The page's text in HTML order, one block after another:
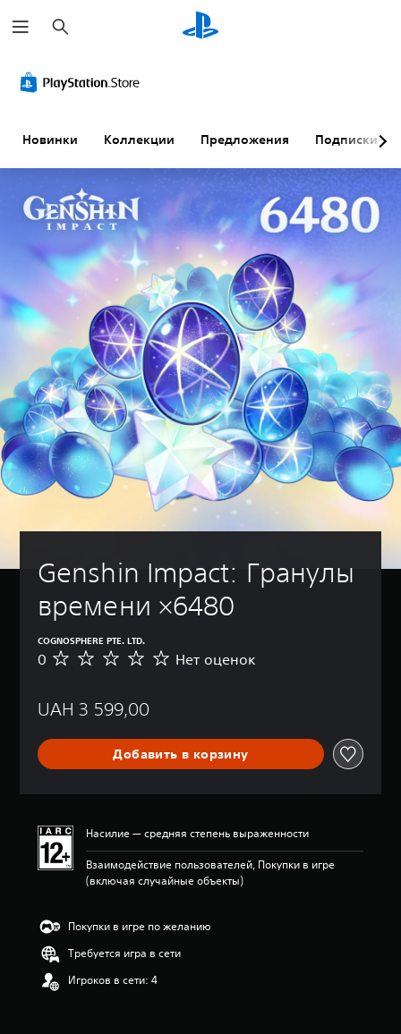
о
и
Новинки Коллекции Предложения Подписки
Genshin Impact: Гранулы
времени ×6480
COGNOSPHERE PTE. LTD.
Н
о
е
н
0 Нет оценок
UAH 3 599,00
Добавить в корзину
Насилие — средняя степень выраженности
Взаимодействие пользователей, Покупки в игре
(включая случайные объекты)
Покупки в игре по желанию
Требуется игра в сети
Игроков в сети: 4